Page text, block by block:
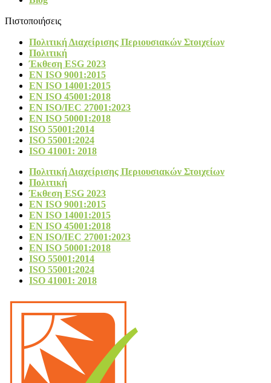
Πιστοποιήσεις
Πολιτική Διαχείρισης Περιουσιακών Στοιχείων
Πολιτική
Έκθεση ESG 2023
ΕΝ ISO 9001:2015
ΕΝ ISO 14001:2015
ΕΝ ISO 45001:2018
EN ISO/IEC 27001:2023
ΕΝ ISO 50001:2018
ISO 55001:2014
ISO 55001:2024
ISO 41001: 2018
Πολιτική Διαχείρισης Περιουσιακών Στοιχείων
Πολιτική
Έκθεση ESG 2023
ΕΝ ISO 9001:2015
ΕΝ ISO 14001:2015
ΕΝ ISO 45001:2018
EN ISO/IEC 27001:2023
ΕΝ ISO 50001:2018
ISO 55001:2014
ISO 55001:2024
ISO 41001: 2018